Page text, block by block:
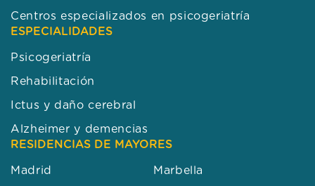
Centros especializados en psicogeriatría
ESPECIALIDADES
Psicogeriatría
Rehabilitación
Ictus y daño cerebral
Alzheimer y demencias
RESIDENCIAS DE MAYORES
Madrid Marbella